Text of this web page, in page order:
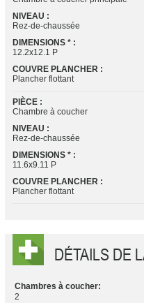
NIVEAU :
Rez-de-chaussée
DIMENSIONS * :
12.2x12.1 P
COUVRE PLANCHER :
Plancher flottant
PIÈCE :
Chambre à coucher
NIVEAU :
Rez-de-chaussée
DIMENSIONS * :
11.6x9.11 P
COUVRE PLANCHER :
Plancher flottant
DÉTAILS DE
Chambres à coucher:
2